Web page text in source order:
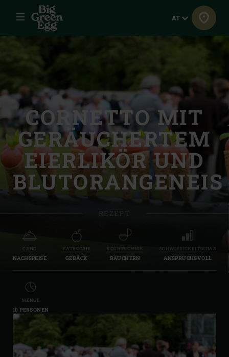
Menü Sprache
AT
CORNETTO MIT
GERÄUCHERTEM
EIERLIKÖR UND
BLUTORANGENEIS
GANG
NACHSPEISE
KATEGORIE
GEBÄCK
KOCHTECHNIK
RÄUCHERN
SCHWIERIGKEITSGRAD
ANSPRUCHSVOLL
MENGE
10 PERSONEN